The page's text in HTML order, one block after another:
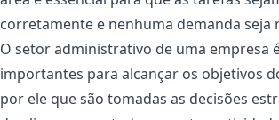
corretamente e nenhuma demanda seja
O setor administrativo de uma empresa
importantes para alcançar os objetivos
por ele que são tomadas as decisões